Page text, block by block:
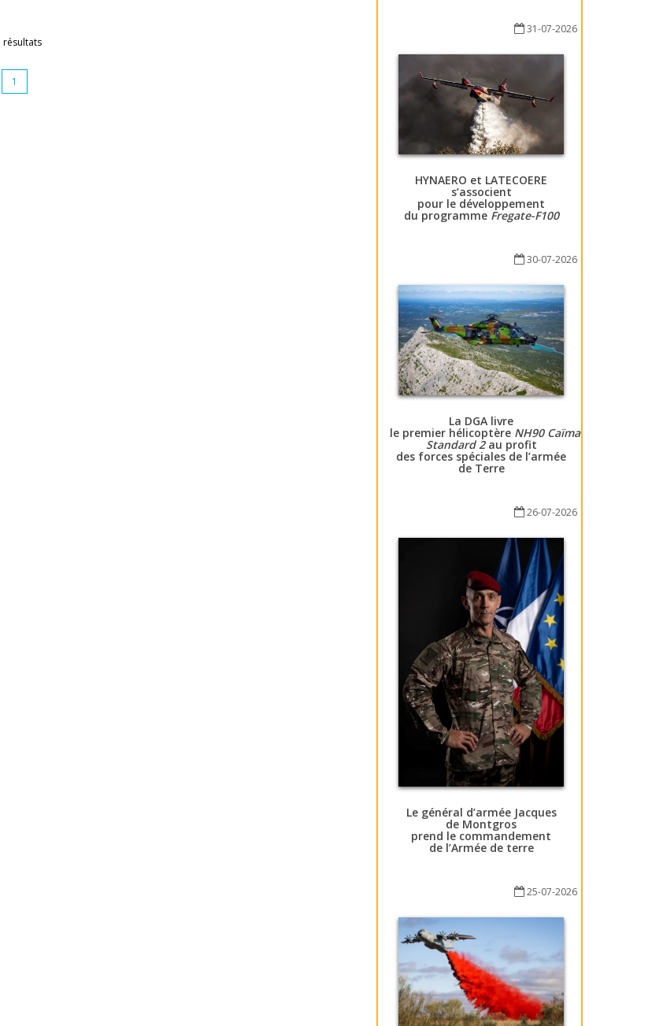
résultats
1
31-07-2026
HYNAERO et LATECOERE
s’associent
pour le développement
du programme Fregate-F100
30-07-2026
La DGA livre
le premier hélicoptère NH90 Caïman
Standard 2au profit
des forces spéciales de l’armée
de Terre
26-07-2026
Le général d’armée Jacques
de Montgros
prend le commandement
de l’Armée de terre
25-07-2026